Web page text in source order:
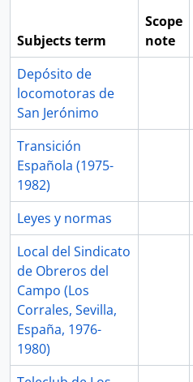
Subjects term
Scope
note
Depósito de
locomotoras de
San Jerónimo
Transición
Española (1975-
1982)
Leyes y normas
Local del Sindicato
de Obreros del
Campo (Los
Corrales, Sevilla,
España, 1976-
1980)